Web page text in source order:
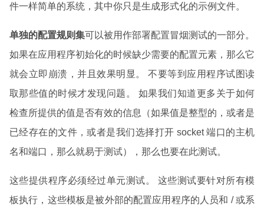
件一样简单的系统，其中你只是生成形式化的示例文件。
单独的配置规则集可以被用作部署配置冒烟测试的一部分。
如果在应用程序初始化的时候缺少需要的配置元素，那么它
就会立即崩溃，并且效果明显。 不要等到应用程序试图读
取那些值的时候才发现问题。 如果我们知道更多关于如何
检查所提供的值是否有效的信息（如果值是整型的，或者是
已经存在的文件，或者是我们选择打开 socket 端口的主机
名和端口，那么就易于测试），那么也要在此测试。
这些提供程序必须经过单元测试。 这些测试要针对所有模
板执行，这些模板是被外部的配置应用程序的人员和 / 或系